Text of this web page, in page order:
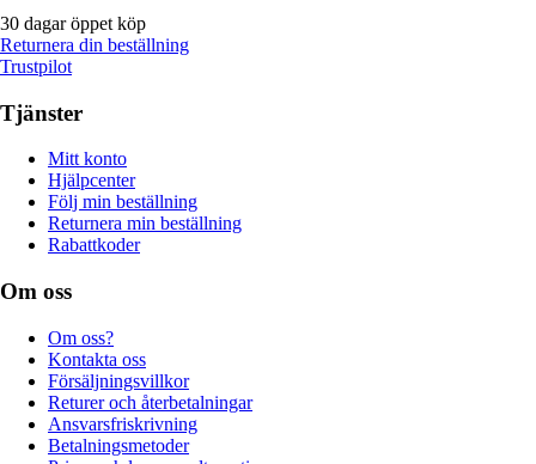
30 dagar öppet köp
Returnera din beställning
Trustpilot
Tjänster
Mitt konto
Hjälpcenter
Följ min beställning
Returnera min beställning
Rabattkoder
Om oss
Om oss?
Kontakta oss
Försäljningsvillkor
Returer och återbetalningar
Ansvarsfriskrivning
Betalningsmetoder